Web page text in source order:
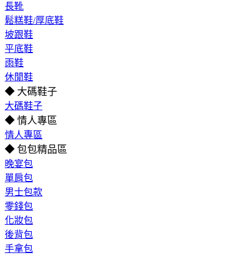
長靴
鬆糕鞋/厚底鞋
坡跟鞋
平底鞋
雨鞋
休閒鞋
◆ 大碼鞋子
大碼鞋子
◆ 情人專區
情人專區
◆ 包包精品區
晚宴包
單肩包
男士包款
零錢包
化妝包
後背包
手拿包